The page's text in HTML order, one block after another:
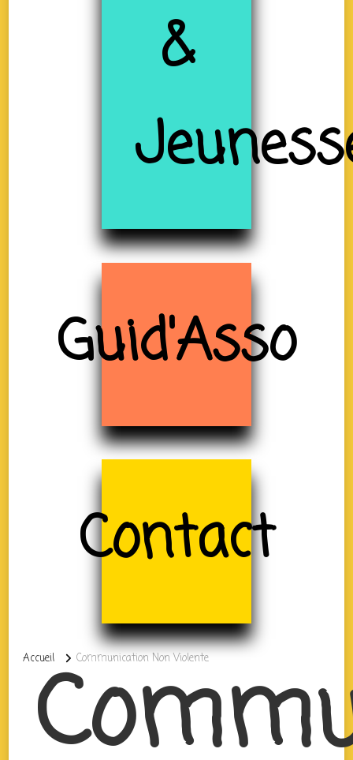
Accueil Communication Non Violente
&
Guid'Asso
Contact